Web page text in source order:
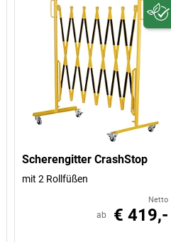
Scherengitter CrashStop
mit 2 Rollfüßen
Netto
ab € 419,-